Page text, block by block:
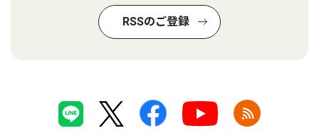
RSSのご登録